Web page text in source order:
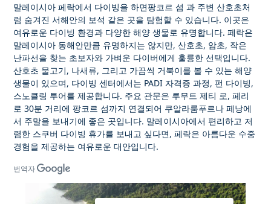
말레이시아 페락에서 다이빙을 하면팡코르 섬 과 주변 산호초처
럼 숨겨진 서해안의 보석 같은 곳을 탐험할 수 있습니다. 이곳은
여유로운 다이빙 환경과 다양한 해양 생물로 유명합니다. 페락은
말레이시아 동해안만큼 유명하지는 않지만, 산호초, 암초, 작은
난파선을 찾는 초보자와 가벼운 다이버에게 훌륭한 선택입니다.
산호초 물고기, 나새류, 그리고 가끔씩 거북이를 볼 수 있는 해양
생물이 있으며, 다이빙 센터에서는 PADI 자격증 과정, 펀 다이빙,
스노클링 투어를 제공합니다. 주요 관문은 루무트 제티 로, 페리
로 30분 거리에 팡코르 섬까지 연결되어 쿠알라룸푸르나 페낭에
서 주말을 보내기에 좋은 곳입니다. 말레이시아에서 편리하고 저
렴한 스쿠버 다이빙 휴가를 보내고 싶다면, 페락은 아름다운 수중
경험을 제공하는 여유로운 대안입니다.
번역자